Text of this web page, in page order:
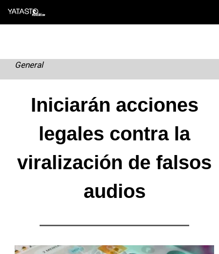
Skip
General
Iniciarán acciones
legales contra la
viralización de falsos
audios